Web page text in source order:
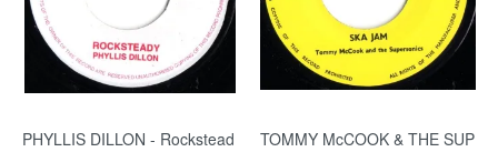
PHYLLIS DILLON - Rockstead
TOMMY McCOOK & THE SUP